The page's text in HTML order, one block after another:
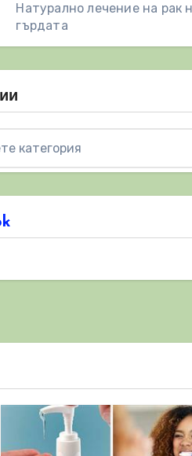
Натурално лечение на рак
гърдата